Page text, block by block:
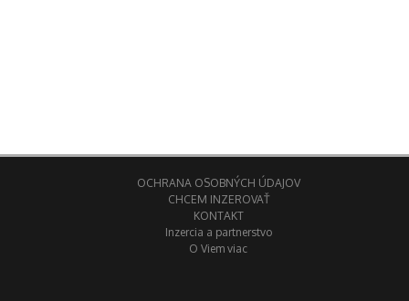
OCHRANA OSOBNÝCH ÚDAJOV
CHCEM INZEROVAŤ
KONTAKT
Inzercia a partnerstvo
O Viem viac